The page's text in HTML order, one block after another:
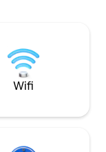
vervoer, winkels,
toegankelijkheid. Stuur ons een bericht
als je nog vragen
volledig bent
Wifi